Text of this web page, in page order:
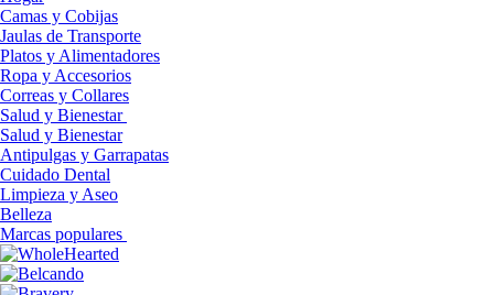
Camas y Cobijas
Jaulas de Transporte
Platos y Alimentadores
Ropa y Accesorios
Correas y Collares
Salud y Bienestar
Salud y Bienestar
Antipulgas y Garrapatas
Cuidado Dental
Limpieza y Aseo
Belleza
Marcas populares